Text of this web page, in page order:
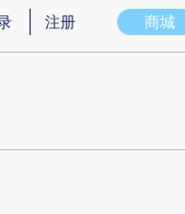
意图存在偏差。不代表财新
商城
注册